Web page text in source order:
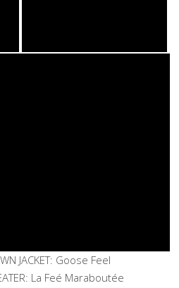
JACKET: Goose Feel
La Feé Maraboutée